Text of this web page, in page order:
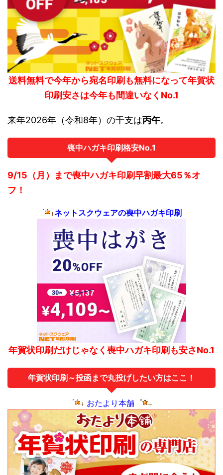
送料無料で今年から宛名印刷も無料になって年賀状
印刷安さは今年も間違いなくNo.1
来年2026年（令和8年）の干支は丙午。
喪中ハガキ印刷格安No.1
9/15（月）まで喪中ハガキ印刷早割最大65％オ
フ！
ネットスクウェアの喪中ハガキ印刷
年賀状印刷だけじゃなく喪中ハガキ印刷も安さNo.1
年賀状印刷～投函まで丸投げしたい方はここ！
おたより本舗